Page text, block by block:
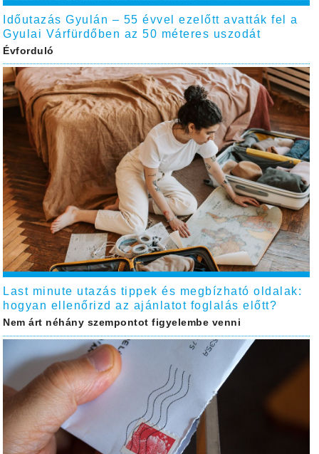
Időutazás Gyulán – 55 évvel ezelőtt avatták fel a
Gyulai Várfürdőben az 50 méteres uszodát
Évforduló
Last minute utazás tippek és megbízható oldalak:
hogyan ellenőrizd az ajánlatot foglalás előtt?
Nem árt néhány szempontot figyelembe venni